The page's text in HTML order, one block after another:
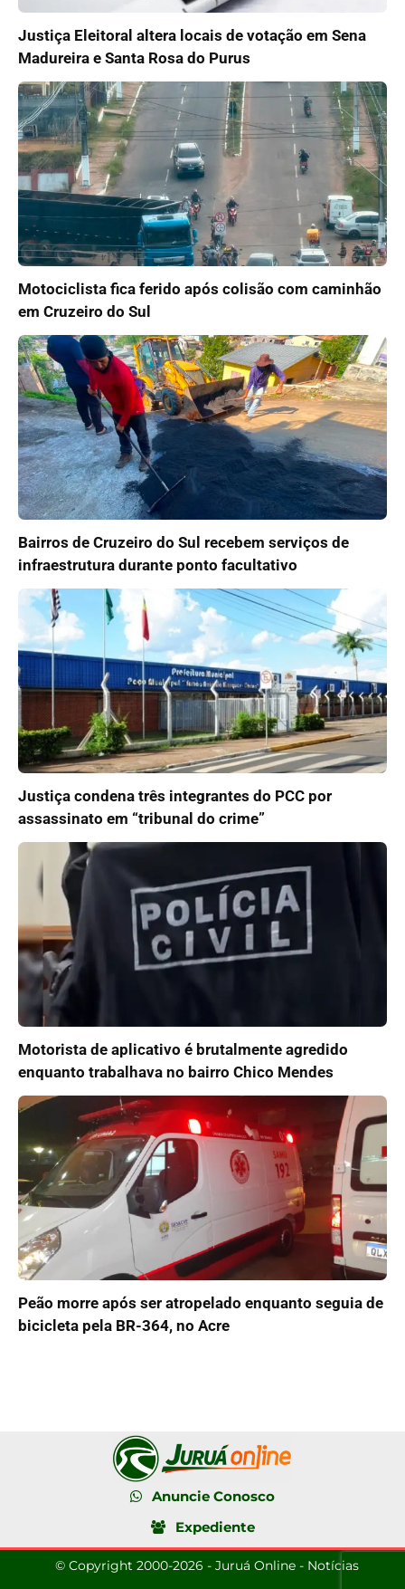
Justiça Eleitoral altera locais de votação em Sena
Madureira e Santa Rosa do Purus
Motociclista fica ferido após colisão com caminhão
em Cruzeiro do Sul
Bairros de Cruzeiro do Sul recebem serviços de
infraestrutura durante ponto facultativo
Justiça condena três integrantes do PCC por
assassinato em “tribunal do crime”
Motorista de aplicativo é brutalmente agredido
enquanto trabalhava no bairro Chico Mendes
Peão morre após ser atropelado enquanto seguia de
bicicleta pela BR-364, no Acre
Anuncie Conosco
Expediente
© Copyright 2000-2026 - Juruá Online - Notícias